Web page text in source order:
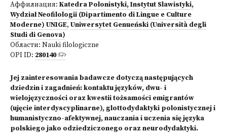
Аффилиация: Katedra Polonistyki, Instytut Slawistyki,
Wydział Neofilologii (Dipartimento di Lingue e Culture
Moderne) UNIGE, Uniwersytet Genueński (Università degli
Studi di Genova)
Области: Nauki filologiczne
OPI ID: 280140
Jej zainteresowania badawcze dotyczą następujących
dziedzin i zagadnień: kontaktu języków, dwu- i
wielojęzyczności oraz kwestii tożsamości emigrantów
(ujęcie interdyscyplinarne), glottodydaktyki polonistycznej i
humanistyczno-afektywnej, nauczania i uczenia się języka
polskiego jako odziedziczonego oraz neurodydaktyki.